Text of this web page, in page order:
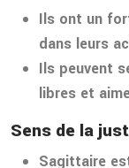
Ils ont un
dans leurs
Ils peuvent
libres et
Sens de la
Sagittaire